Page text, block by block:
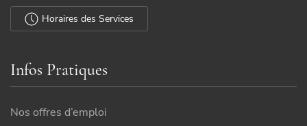
Horaires des Services
Infos Pratiques
Nos offres d’emploi